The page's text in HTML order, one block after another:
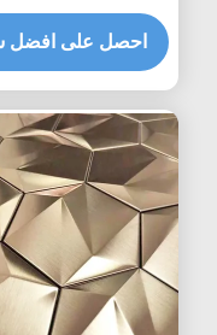
فسيفساء بلاط الحائط
PVD مطلي
احصل على افضل